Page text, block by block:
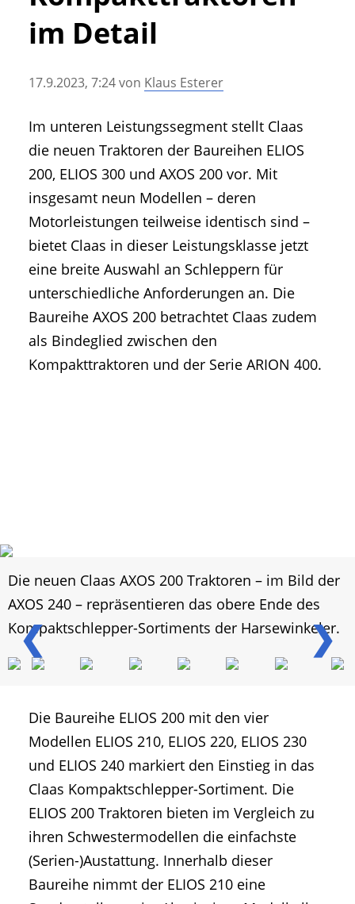
• Geschichte und Geschichten
• Messen und Veranstaltungen
• Agritechnica Neuheiten Archiv
im Detail
17.9.2023, 7:24von Klaus Esterer
Im unteren Leistungssegment stellt Claas
die neuen Traktoren der Baureihen ELIOS
200, ELIOS 300 und AXOS 200 vor. Mit
insgesamt neun Modellen – deren
Motorleistungen teilweise identisch sind –
bietet Claas in dieser Leistungsklasse jetzt
eine breite Auswahl an Schleppern für
unterschiedliche Anforderungen an. Die
Baureihe AXOS 200 betrachtet Claas zudem
als Bindeglied zwischen den
Kompakttraktoren und der Serie ARION 400.
❮ ❯
Die neuen Claas AXOS 200 Traktoren – im Bild der
AXOS 240 – repräsentieren das obere Ende des
Kompaktschlepper-Sortiments der Harsewinkeler.
Die Baureihe ELIOS 200 mit den vier
Modellen ELIOS 210, ELIOS 220, ELIOS 230
und ELIOS 240 markiert den Einstieg in das
Claas Kompaktschlepper-Sortiment. Die
ELIOS 200 Traktoren bieten im Vergleich zu
ihren Schwestermodellen die einfachste
(Serien-)Austattung. Innerhalb dieser
Baureihe nimmt der ELIOS 210 eine